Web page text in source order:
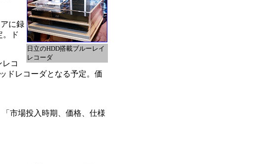
日立のHDD搭載ブルーレイ
レコーダ
に録
。ド
コ
ドレコーダとなる予定。価
市場投入時期、価格、仕様